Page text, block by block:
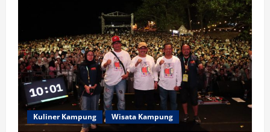
Kuliner Kampung Wisata Kampung